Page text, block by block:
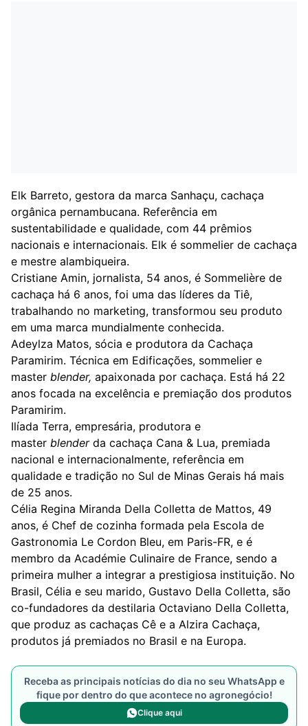
Elk Barreto, gestora da marca Sanhaçu, cachaça
orgânica pernambucana. Referência em
sustentabilidade e qualidade, com 44 prêmios
nacionais e internacionais. Elk é sommelier de cachaça
e mestre alambiqueira.
Cristiane Amin, jornalista, 54 anos, é Sommelière de
cachaça há 6 anos, foi uma das líderes da Tiê,
trabalhando no marketing, transformou seu produto
em uma marca mundialmente conhecida.
Adeylza Matos, sócia e produtora da Cachaça
Paramirim. Técnica em Edificações, sommelier e
master blender, apaixonada por cachaça. Está há 22
anos focada na excelência e premiação dos produtos
Paramirim.
Ilíada Terra, empresária, produtora e
master blenderda cachaça Cana & Lua, premiada
nacional e internacionalmente, referência em
qualidade e tradição no Sul de Minas Gerais há mais
de 25 anos.
Célia Regina Miranda Della Colletta de Mattos, 49
anos, é Chef de cozinha formada pela Escola de
Gastronomia Le Cordon Bleu, em Paris-FR, e é
membro da Académie Culinaire de France, sendo a
primeira mulher a integrar a prestigiosa instituição. No
Brasil, Célia e seu marido, Gustavo Della Colletta, são
co-fundadores da destilaria Octaviano Della Colletta,
que produz as cachaças Cê e a Alzira Cachaça,
produtos já premiados no Brasil e na Europa.
Receba as principais notícias do dia no seu WhatsApp e
fique por dentro do que acontece no agronegócio!
Clique aqui